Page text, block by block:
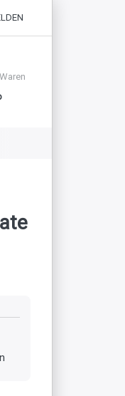
um alle
Waren